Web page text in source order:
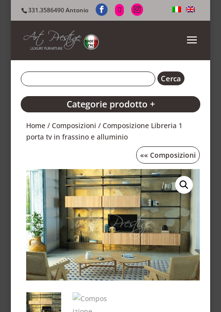
331.3586490 Antonio
Categorie prodotto +
Home /Composizioni / Composizione Libreria 1
porta tv in frassino e alluminio
««Composizioni